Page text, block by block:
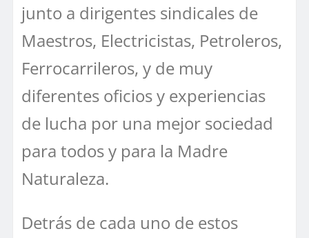
junto a dirigentes sindicales de
Maestros, Electricistas, Petroleros,
Ferrocarrileros, y de muy
diferentes oficios y experiencias
de lucha por una mejor sociedad
para todos y para la Madre
Naturaleza.
Detrás de cada uno de estos